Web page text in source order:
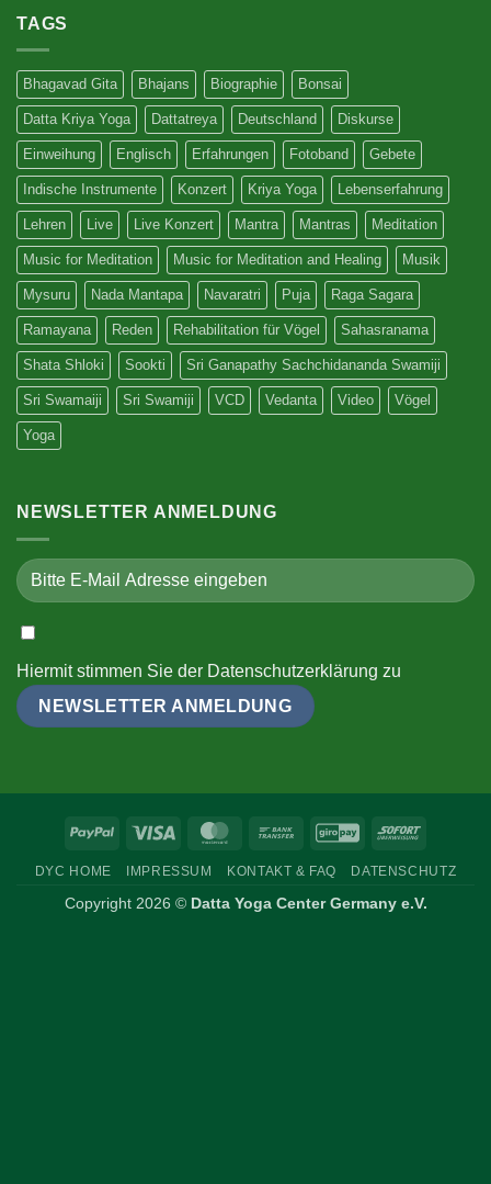
TAGS
Bhagavad Gita Bhajans Biographie Bonsai
Datta Kriya Yoga Dattatreya Deutschland Diskurse
Einweihung Englisch Erfahrungen Fotoband Gebete
Indische Instrumente Konzert Kriya Yoga Lebenserfahrung
Lehren Live Live Konzert Mantra Mantras Meditation
Music for Meditation Music for Meditation and Healing Musik
Mysuru Nada Mantapa Navaratri Puja Raga Sagara
Ramayana Reden Rehabilitation für Vögel Sahasranama
Shata Shloki Sookti Sri Ganapathy Sachchidananda Swamiji
Sri Swamaiji Sri Swamiji VCD Vedanta Video Vögel
Yoga
NEWSLETTER ANMELDUNG
Hiermit stimmen Sie der Datenschutzerklärung zu
PayPal Visa MasterCardBank
GiroPay Sofort
DYC HOME IMPRESSUM KONTAKT & FAQ DATENSCHUTZ
Copyright 2026 © Datta Yoga Center Germany e.V.